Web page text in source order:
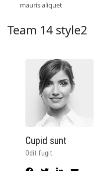
mauris aliquet
Team 14 style2
Cupid sunt
Odit fugit